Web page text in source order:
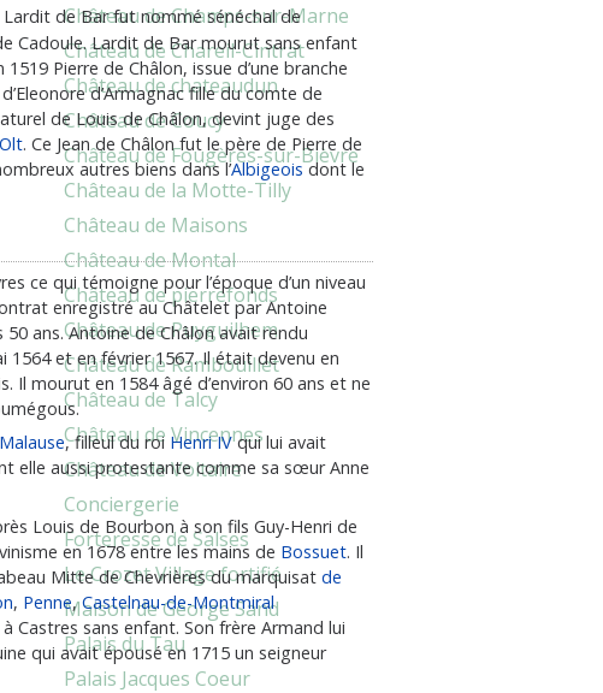
Lardit de Bar fut nommé sénéchal de
Cadoule. Lardit de Bar mourut sans enfant
Pierre de Châlon, issue d’une branche
d’Armagnac fille du comte de
de Louis de Châlon, devint juge des
. Ce Jean de Châlon fut le père de Pierre de
autres biens dans l’Albigeoisdont le
ce qui témoigne pour l’époque d’un niveau
enregistré au Châtelet par Antoine
ans. Antoine de Châlon avait rendu
1564 et en février 1567. Il était devenu en
Il mourut en 1584 âgé d’environ 60 ans et ne
Malause, filleul du roi Henri IVqui lui avait
elle aussi protestante comme sa sœur Anne
Louis de Bourbon à son fils Guy-Henri de
en 1678 entre les mains de Bossuet. Il
Mitte de Chevrières du marquisat de
, Penne,Castelnau-de-Montmiral
Castres sans enfant. Son frère Armand lui
qui avait épousé en 1715 un seigneur
Château de Champs-sur-Marne
Château de Chareil-Cintrat
Château de chateaudun
Château de Coucy
Château de Fougères-sur-Bièvre
Château de la Motte-Tilly
Château de Maisons
Château de Montal
Château de pierrefonds
Château de Puyguilhem
Château de Rambouillet
Château de Talcy
Château de Vincennes
Château de Voltaire
Conciergerie
Forteresse de Salses
Le Crozet Village fortifié
Maison de George Sand
Palais du Tau
Palais Jacques Coeur